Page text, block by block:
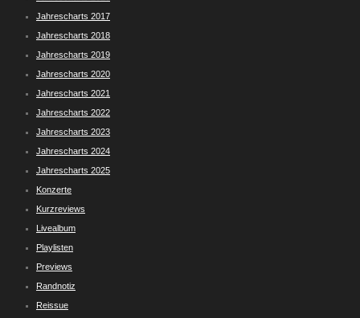
Jahrescharts 2017
Jahrescharts 2018
Jahrescharts 2019
Jahrescharts 2020
Jahrescharts 2021
Jahrescharts 2022
Jahrescharts 2023
Jahrescharts 2024
Jahrescharts 2025
Konzerte
Kurzreviews
Livealbum
Playlisten
Previews
Randnotiz
Reissue